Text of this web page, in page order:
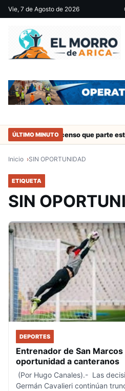
Vie, 7 de Agosto de 2026
ÚLTIMO MINUTO
Fecha 19 del Ascenso que parte
Inicio SIN OPORTUNIDAD
ETIQUETA
SIN
DEPORTES
Entrenador de San
oportunidad a canteranos
(Por Hugo Canales).- Las
Germán Cavalieri continúan